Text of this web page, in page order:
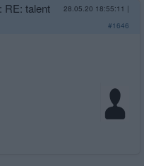
RE: talent 28.05.20 18:55:11 |
#1646